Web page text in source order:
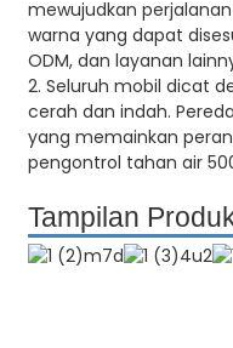
mewujudkan
warna yang dapat
ODM, dan layanan
2. Seluruh mobil dicat
cerah dan indah.
yang memainkan
pengontrol tahan air
Tampilan